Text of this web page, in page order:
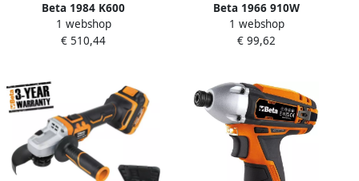
Beta 1984 K600
Omschakelbare
Slagmoersleutel 019840060
1 webshop
€ 510,44
Beta 1966 910W
Klopboormachine 910W
019660091
1 webshop
€ 99,62